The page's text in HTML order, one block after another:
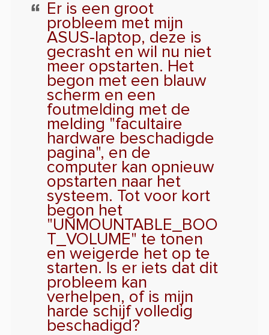
Er is een groot
probleem met mijn
ASUS-laptop, deze is
gecrasht en wil nu niet
meer opstarten. Het
begon met een blauw
scherm en een
foutmelding met de
melding "facultaire
hardware beschadigde
pagina", en de
computer kan opnieuw
opstarten naar het
systeem. Tot voor kort
begon het
"UNMOUNTABLE_BOO
T_VOLUME" te tonen
en weigerde het op te
starten. Is er iets dat dit
probleem kan
verhelpen, of is mijn
harde schijf volledig
beschadigd?